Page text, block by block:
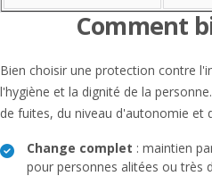
Comment
Bien choisir une protection contre
l'hygiène et la dignité de la
de fuites, du niveau d'autonomie et
Change complet : maintien
pour personnes alitées ou très